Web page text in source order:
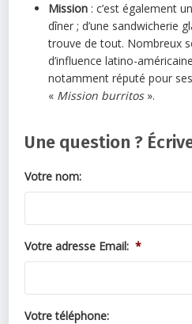
Mission : c’est également
dîner ; d’une sandwicherie
trouve de tout. Nombreux
d’influence latino-
notamment réputé pour
« Mission burritos».
Une question ?
Votre nom:
Votre adresse Email: *
Votre téléphone: